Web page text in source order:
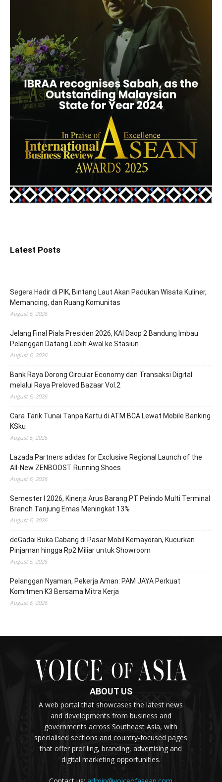
Latest Posts
Segera Hadir di PIK, Bintang Laut Akan Padukan Wisata Kuliner,
Memancing, dan Ruang Komunitas
August 6, 2026
Jelang Final Piala Presiden 2026, KAI Daop 2 Bandung Imbau
Pelanggan Datang Lebih Awal ke Stasiun
August 6, 2026
Bank Raya Dorong Circular Economy dan Transaksi Digital
melalui Raya Preloved Bazaar Vol.2
August 6, 2026
Cara Tarik Tunai Tanpa Kartu di ATM BCA Lewat Mobile Banking
KSku
August 6, 2026
Lazada Partners adidas for Exclusive Regional Launch of the
All-New ZENBOOST Running Shoes
August 6, 2026
Semester I 2026, Kinerja Arus Barang PT Pelindo Multi Terminal
Branch Tanjung Emas Meningkat 13%
August 6, 2026
deGadai Buka Cabang di Pasar Mobil Kemayoran, Kucurkan
Pinjaman hingga Rp2 Miliar untuk Showroom
August 6, 2026
Pelanggan Nyaman, Pekerja Aman: PAM JAYA Perkuat
Komitmen K3 Bersama Mitra Kerja
August 6, 2026
ABOUT US
A web portal that showcases the latest news
and developments from business and
governments across Southeast Asia, with
specialised sections and country-focused pages
that offer profiling, branding, advertising and
digital marketing opportunities.